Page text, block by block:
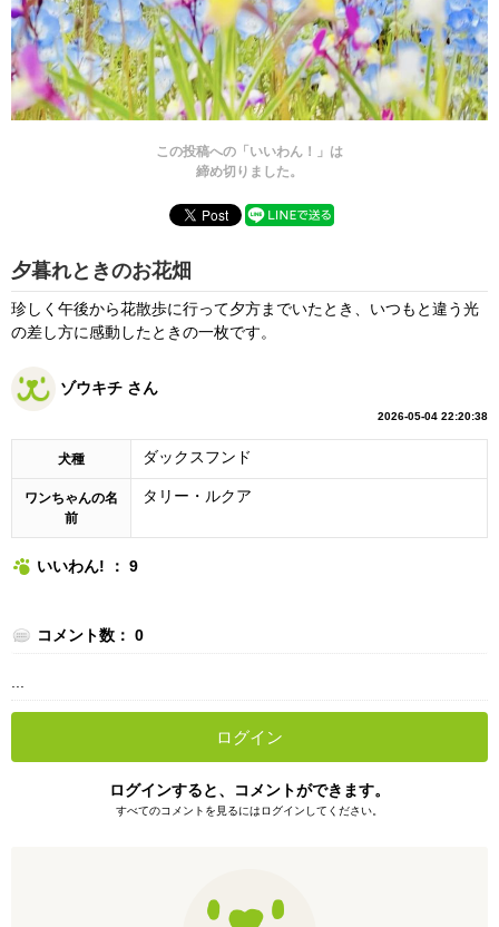
この投稿への「いいわん！」は
締め切りました。
夕暮れときのお花畑
珍しく午後から花散歩に行って夕方までいたとき、いつもと違う光
の差し方に感動したときの一枚です。
ゾウキチ さん
2026-05-04 22:20:38
犬種 ダックスフンド
ワンちゃんの名
前
タリー・ルクア
いいわん! ： 9
コメント数： 0
ログイン
ログインすると、コメントができます。
すべてのコメントを見るにはログインしてください。